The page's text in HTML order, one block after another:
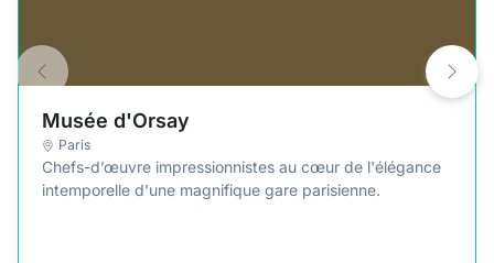
Musée d'Orsay
Paris
Chefs-d’œuvre impressionnistes au cœur de l'élégance
intemporelle d'une magnifique gare parisienne.